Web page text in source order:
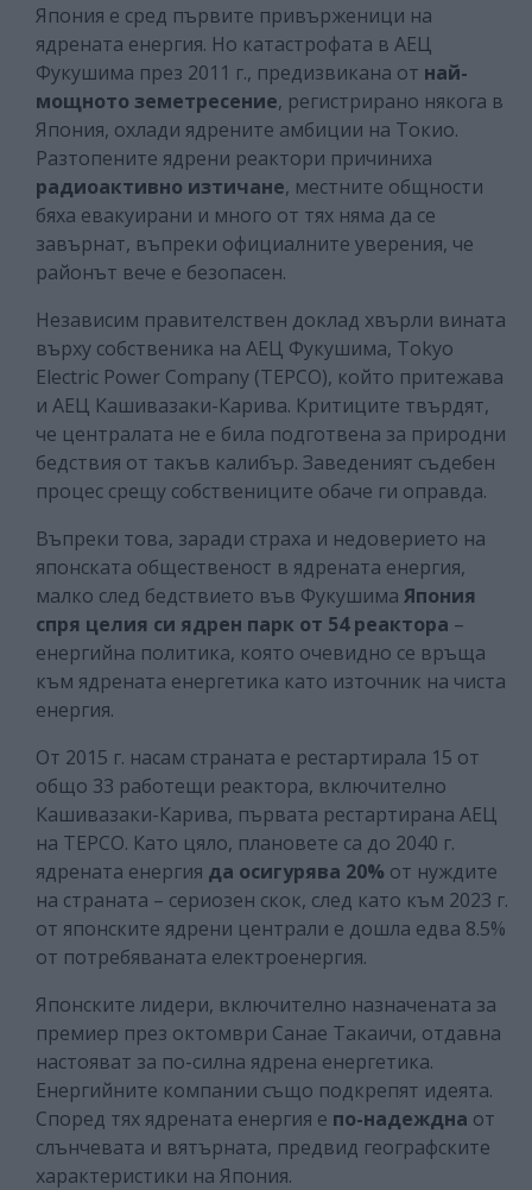
Япония е сред първите привърженици на
ядрената енергия. Но катастрофата в АЕЦ
Фукушима през 2011 г., предизвикана от най-
мощното земетресение, регистрирано някога в
Япония, охлади ядрените амбиции на Токио.
Разтопените ядрени реактори причиниха
радиоактивно изтичане, местните общности
бяха евакуирани и много от тях няма да се
завърнат, въпреки официалните уверения, че
районът вече е безопасен.
Независим правителствен доклад хвърли вината
върху собственика на АЕЦ Фукушима, Tokyo
Electric Power Company (TEPCO), който притежава
и АЕЦ Кашивазаки-Карива. Критиците твърдят,
че централата не е била подготвена за природни
бедствия от такъв калибър. Заведеният съдебен
процес срещу собствениците обаче ги оправда.
Въпреки това, заради страха и недоверието на
японската общественост в ядрената енергия,
малко след бедствието във Фукушима Япония
спря целия си ядрен парк от 54 реактора –
енергийна политика, която очевидно се връща
към ядрената енергетика като източник на чиста
енергия.
От 2015 г. насам страната е рестартирала 15 от
общо 33 работещи реактора, включително
Кашивазаки-Карива, първата рестартирана АЕЦ
на TEPCO. Като цяло, плановете са до 2040 г.
ядрената енергия да осигурява 20% от нуждите
на страната – сериозен скок, след като към 2023 г.
от японските ядрени централи е дошла едва 8.5%
от потребяваната електроенергия.
Японските лидери, включително назначената за
премиер през октомври Санае Такаичи, отдавна
настояват за по-силна ядрена енергетика.
Енергийните компании също подкрепят идеята.
Според тях ядрената енергия е по-надеждна от
слънчевата и вятърната, предвид географските
характеристики на Япония.